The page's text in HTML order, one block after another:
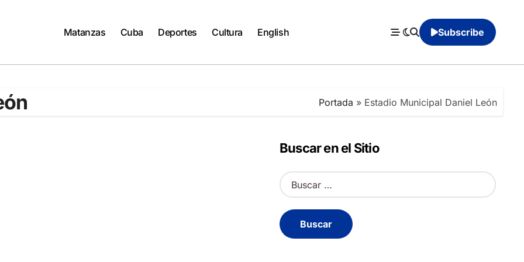
Matanzas Cuba Deportes Cultura English Subscribe
Portada » Estadio Municipal Daniel León
Buscar en el Sitio
B
u
c
a